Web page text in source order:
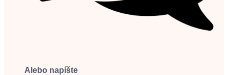
Alebo napíšte